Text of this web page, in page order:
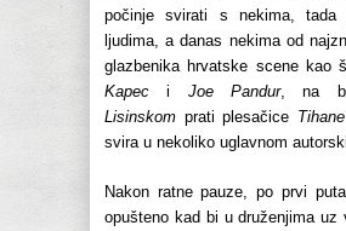
počinje svirati s nekima, tada
ljudima, a danas nekima od
glazbenika hrvatske scene kao
Kapec i Joe Pandur, na
Lisinskom prati plesačice
svira u nekoliko uglavnom
Nakon ratne pauze, po prvi
opušteno kad bi u druženjima uz